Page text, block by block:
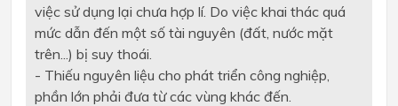
việc sử dụng lại chưa hợp lí. Do việc khai thác quá
mức dẫn đến một số tài nguyên (đất, nước mặt
trên...) bị suy thoái.
- Thiếu nguyên liệu cho phát triển công nghiệp,
phần lớn phải đưa từ các vùng khác đến.